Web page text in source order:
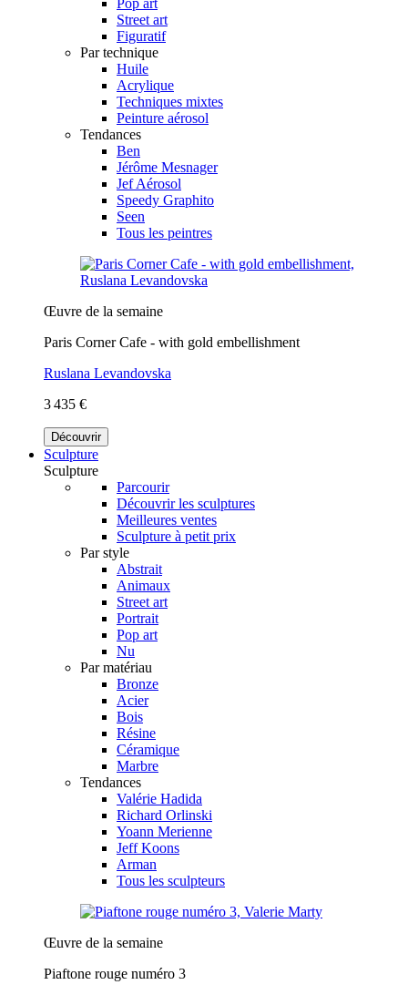
Street art
Figuratif
Par technique
Huile
Acrylique
Techniques mixtes
Peinture aérosol
Tendances
Ben
Jérôme Mesnager
Jef Aérosol
Speedy Graphito
Seen
Tous les peintres
Œuvre de la semaine
Paris Corner Cafe - with gold embellishment
Ruslana Levandovska
3 435 €
Découvrir
Sculpture
Sculpture
Parcourir
Découvrir les sculptures
Meilleures ventes
Sculpture à petit prix
Par style
Abstrait
Animaux
Street art
Portrait
Pop art
Nu
Par matériau
Bronze
Acier
Bois
Résine
Céramique
Marbre
Tendances
Valérie Hadida
Richard Orlinski
Yoann Merienne
Jeff Koons
Arman
Tous les sculpteurs
Œuvre de la semaine
Piaftone rouge numéro 3